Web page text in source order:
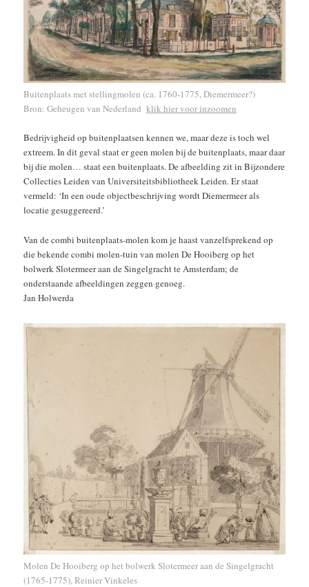
Buitenplaats met stellingmolen (ca. 1760-1775, Diemermeer?)
Bron: Geheugen van Nederlandklik hier voor inzoomen
Bedrijvigheid op buitenplaatsen kennen we, maar deze is toch wel
extreem. In dit geval staat er geen molen bij de buitenplaats, maar daar
bij die molen… staat een buitenplaats. De afbeelding zit in Bijzondere
Collecties Leiden van Universiteitsbibliotheek Leiden. Er staat
vermeld: ‘In een oude objectbeschrijving wordt Diemermeer als
locatie gesuggereerd.’
Van de combi buitenplaats-molen kom je haast vanzelfsprekend op
die bekende combi molen-tuin van molen De Hooiberg op het
bolwerk Slotermeer aan de Singelgracht te Amsterdam; de
onderstaande afbeeldingen zeggen genoeg.
Jan Holwerda
Molen De Hooiberg op het bolwerk Slotermeer aan de Singelgracht
(1765-1775), Reinier Vinkeles